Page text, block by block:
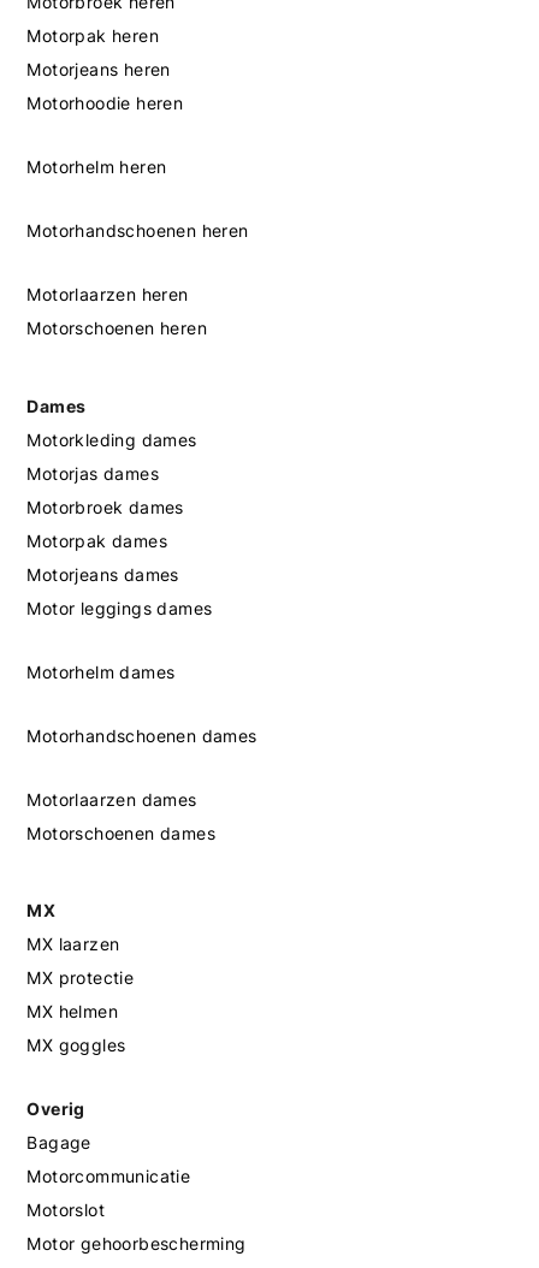
Motorpak heren
Motorjeans heren
Motorhoodie heren
Motorhelm heren
Motorhandschoenen heren
Motorlaarzen heren
Motorschoenen heren
Dames
Motorkleding dames
Motorjas dames
Motorbroek dames
Motorpak dames
Motorjeans dames
Motor leggings dames
Motorhelm dames
Motorhandschoenen dames
Motorlaarzen dames
Motorschoenen dames
MX
MX laarzen
MX protectie
MX helmen
MX goggles
Overig
Bagage
Motorcommunicatie
Motorslot
Motor gehoorbescherming